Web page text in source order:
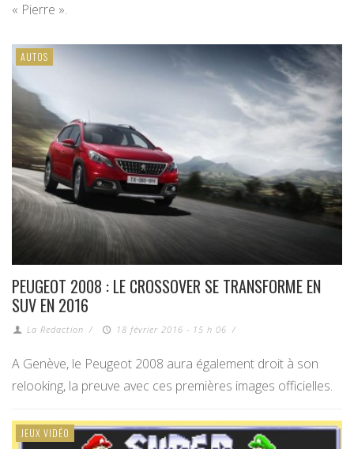
« Pierre ».
AUTOS
PEUGEOT 2008 : LE CROSSOVER SE TRANSFORME EN
SUV EN 2016
La Redaction / 18 février 2016 - 15 h 06 /
A Genève, le Peugeot 2008 aura également droit à son
relooking, la preuve avec ces premières images officielles.
JEUX VIDÉO